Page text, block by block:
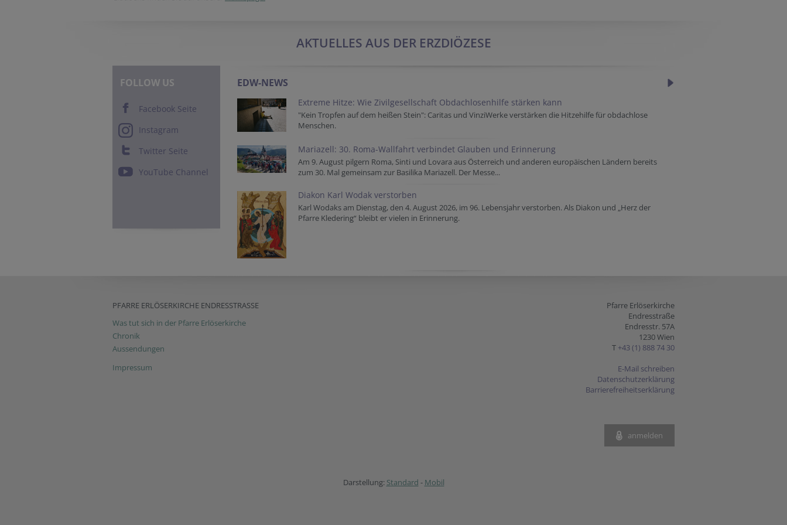
AKTUELLES AUS DER ERZDIÖZESE
FOLLOW US
Facebook Seite
Instagram
Twitter Seite
YouTube Channel
EDW-NEWS
Extreme Hitze: Wie Zivilgesellschaft Obdachlosenhilfe stärken kann
"Kein Tropfen auf dem heißen Stein": Caritas und VinziWerke verstärken die Hitzehilfe für obdachlose
Menschen.
Mariazell: 30. Roma-Wallfahrt verbindet Glauben und Erinnerung
Am 9. August pilgern Roma, Sinti und Lovara aus Österreich und anderen europäischen Ländern bereits
zum 30. Mal gemeinsam zur Basilika Mariazell. Der Messe...
Diakon Karl Wodak verstorben
Karl Wodaks am Dienstag, den 4. August 2026, im 96. Lebensjahr verstorben. Als Diakon und „Herz der
Pfarre Kledering“ bleibt er vielen in Erinnerung.
PFARRE ERLÖSERKIRCHE ENDRESSTRASSE
Was tut sich in der Pfarre Erlöserkirche
Chronik
Aussendungen
Impressum
Pfarre Erlöserkirche
Endresstraße
Endresstr. 57A
1230 Wien
T +43 (1) 888 74 30
E-Mail schreiben
Datenschutzerklärung
Barrierefreiheitserklärung
anmelden
Darstellung: Standard - Mobil